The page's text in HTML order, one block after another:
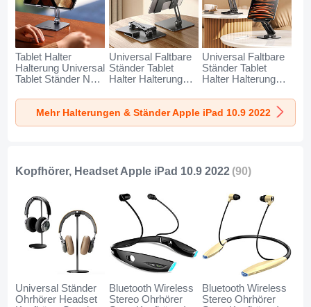
Tablet Halter
Halterung Universal
Tablet Ständer N03
(2022) Grau
Universal Faltbare
Ständer Tablet
Halter Halterung
Apple iPad 10.9
(2022) Schwarz
Universal Faltbare
Ständer Tablet
Halter Halterung
Apple iPad 10.9
(2022) Schwarz
Mehr Halterungen & Ständer Apple iPad 10.9 2022
Kopfhörer, Headset Apple iPad 10.9 2022 (90)
Universal Ständer
Ohrhörer Headset
Bluetooth Wireless
Stereo Ohrhörer
Bluetooth Wireless
Stereo Ohrhörer